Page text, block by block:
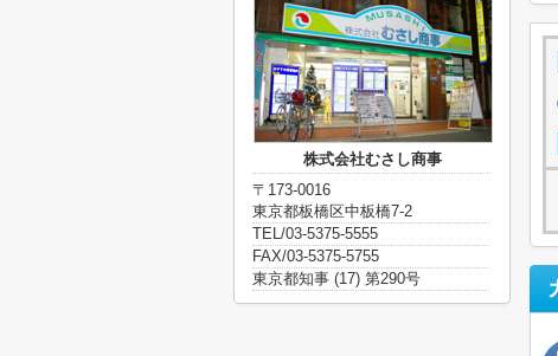
株式会社むさし商事
〒173-0016
東京都板橋区中板橋7-2
TEL/03-5375-5555
FAX/03-5375-5755
東京都知事 (17) 第290号